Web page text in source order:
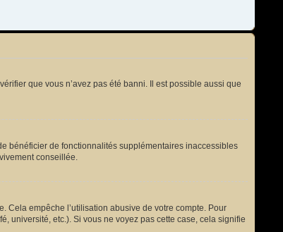
que vous n’avez pas été banni. Il est possible aussi que
bénéficier de fonctionnalités supplémentaires inaccessibles
conseillée.
Cela empêche l’utilisation abusive de votre compte. Pour
université, etc.). Si vous ne voyez pas cette case, cela signifie